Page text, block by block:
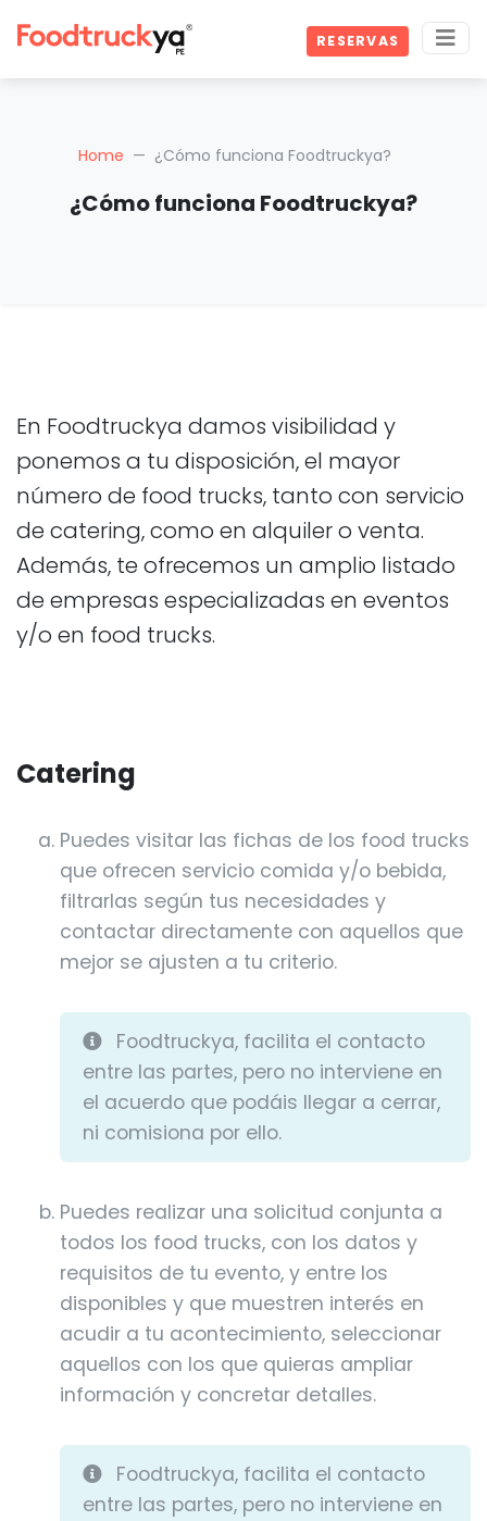
RESERVAS
Home ¿Cómo funciona Foodtruckya?
¿Cómo funciona Foodtruckya?
En Foodtruckya damos visibilidad y
ponemos a tu disposición, el mayor
número de food trucks, tanto con servicio
de catering, como en alquiler o venta.
Además, te ofrecemos un amplio listado
de empresas especializadas en eventos
y/o en food trucks.
Catering
Puedes visitar las fichas de los food trucks
que ofrecen servicio comida y/o bebida,
filtrarlas según tus necesidades y
contactar directamente con aquellos que
mejor se ajusten a tu criterio.
Foodtruckya, facilita el contacto
entre las partes, pero no interviene en
el acuerdo que podáis llegar a cerrar,
ni comisiona por ello.
Puedes realizar una solicitud conjunta a
todos los food trucks, con los datos y
requisitos de tu evento, y entre los
disponibles y que muestren interés en
acudir a tu acontecimiento, seleccionar
aquellos con los que quieras ampliar
información y concretar detalles.
Foodtruckya, facilita el contacto
entre las partes, pero no interviene en